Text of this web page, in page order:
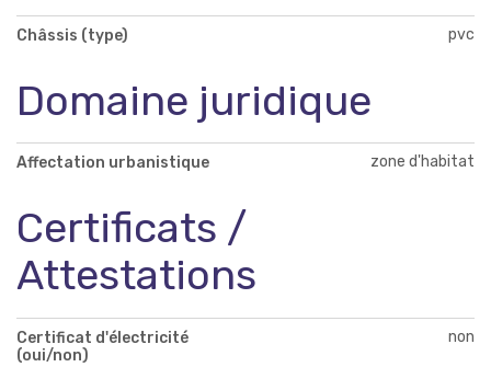
Châssis (type) pvc
Domaine juridique
Affectation urbanistique zone d'habitat
Certificats /
Attestations
Certificat d'électricité
(oui/non)
non